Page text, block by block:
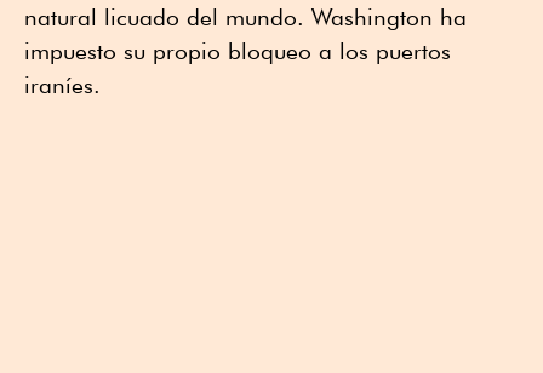
natural licuado del mundo. Washington ha
impuesto su propio bloqueo a los puertos
iraníes.